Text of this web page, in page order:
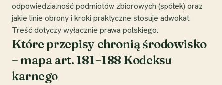
odpowiedzialność podmiotów zbiorowych (spółek) oraz
jakie linie obrony i kroki praktyczne stosuje adwokat.
Treść dotyczy wyłącznie prawa polskiego.
Które przepisy chronią środowisko
– mapa art. 181–188 Kodeksu
karnego